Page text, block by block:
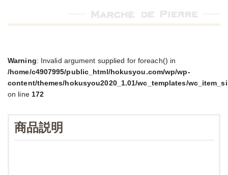
Warning: Invalid argument supplied for foreach() in
/home/c4907995/public_html/hokusyou.com/wp/wp-
content/themes/hokusyou2020_1.01/wc_templates/
on line 172
商品説明